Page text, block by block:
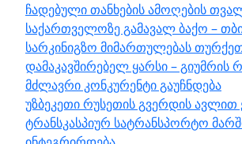
ჩადებული თანხების ამოღების
საქართველოზე გამავალ ბაქო –
სარკინიგზო მიმართულებას
დამაკავშირებელ ყარსი – გიუმრის
მძლავრი კონკურენტი გაუჩნდება
უზბეკეთი რუსეთის გვერდის
ტრანსკასპიურ სატრანსპორტო